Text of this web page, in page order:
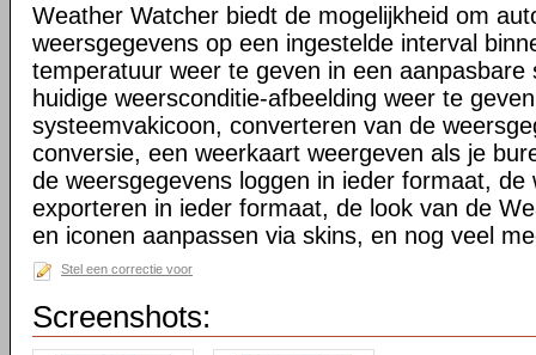
Weather Watcher biedt de mogelijkheid om
weersgegevens op een ingestelde interval
temperatuur weer te geven in een aanpasbare
huidige weersconditie-afbeelding weer te
systeemvakicoon, converteren van de
conversie, een weerkaart weergeven als je
de weersgegevens loggen in ieder formaat, de
exporteren in ieder formaat, de look van de
en iconen aanpassen via skins, en nog veel
Stel een correctie voor
Screenshots: